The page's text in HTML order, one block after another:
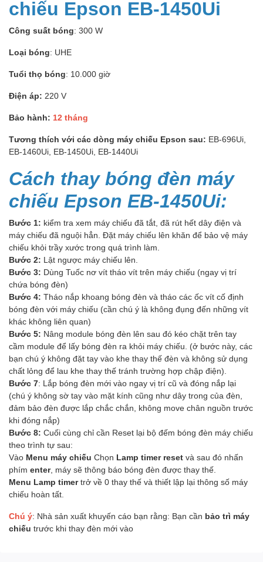
chiếu Epson EB-1450Ui
Công suất bóng: 300 W
Loại bóng: UHE
Tuổi thọ bóng: 10.000 giờ
Điện áp: 220 V
Bảo hành: 12 tháng
Tương thích với các dòng máy chiếu Epson sau: EB-696Ui,
EB-1460Ui, EB-1450Ui, EB-1440Ui
Cách thay bóng đèn máy
chiếu Epson EB-1450Ui:
Bước 1: kiểm tra xem máy chiếu đã tắt, đã rút hết dây điện và
máy chiếu đã nguội hẳn. Đặt máy chiếu lên khăn để bảo vệ máy
chiếu khỏi trầy xước trong quá trình làm.
Bước 2: Lật ngược máy chiếu lên.
Bước 3: Dùng Tuốc nơ vít tháo vít trên máy chiếu (ngay vị trí
chứa bóng đèn)
Bước 4: Tháo nắp khoang bóng đèn và tháo các ốc vít cố định
bóng đèn với máy chiếu (cần chú ý là không đụng đến những vít
khác không liên quan)
Bước 5: Nâng module bóng đèn lên sau đó kéo chặt trên tay
cầm module để lấy bóng đèn ra khỏi máy chiếu. (ở bước này, các
bạn chú ý không đặt tay vào khe thay thế đèn và không sử dụng
chất lỏng để lau khe thay thế tránh trường hợp chập điện).
Bước 7: Lắp bóng đèn mới vào ngay vị trí cũ và đóng nắp lại
(chú ý không sờ tay vào mặt kính cũng như dây trong của đèn,
đảm bảo đèn được lắp chắc chắn, không move chân nguồn trước
khi đóng nắp)
Bước 8: Cuối cùng chỉ cần Reset lại bộ đếm bóng đèn máy chiếu
theo trình tự sau:
Vào Menu máy chiếu Chọn Lamp timer reset và sau đó nhấn
phím enter, máy sẽ thông báo bóng đèn được thay thế.
Menu Lamp timertrở về 0 thay thế và thiết lập lại thông số máy
chiếu hoàn tất.
Chú ý: Nhà sản xuất khuyến cáo bạn rằng: Bạn cần bảo trì máy
chiếu trước khi thay đèn mới vào